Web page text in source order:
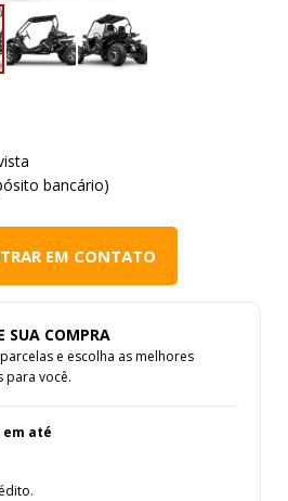
bancário)
EM CONTATO
SUA COMPRA
e escolha as melhores
para você.
até